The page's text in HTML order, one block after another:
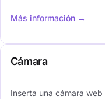
Más información →
Cámara
Inserta una cámara web